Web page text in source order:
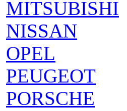
MITSUBISHI
NISSAN
OPEL
PEUGEOT
PORSCHE